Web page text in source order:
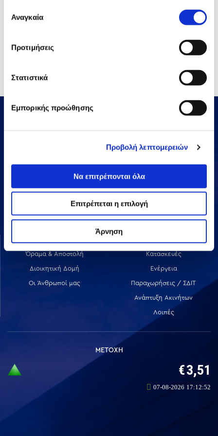
των υπηρεσιών τους.
συγκατάθεσης
Αναγκαία
Προτιμήσεις
Στατιστικά
Εμπορικής προώθησης
Προβολή λεπτομερειών
Να επιτρέπονται όλα
Επιτρέπεται η επιλογή
Άρνηση
Αμαρουσίου-Χαλανδρίου 16, 15125,
Τηλεφωνικό Κέντρο: 2106375000
Fax: 2106104380
Όραμα & Αποστολή
Διοικητική Δομή
Οι Άνθρωποί μας
Κατασκευές
Ενέργεια
Παραχωρήσεις / ΣΔΙΤ
Ανάπτυξη Ακινήτων
Λοιπές
ΜΕΤΟΧΗ